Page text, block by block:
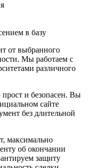
в базу
от выбранного
Мы работаем с
различного
и безопасен. Вы
сайте
без длительной
максимально
об окончании
защиту